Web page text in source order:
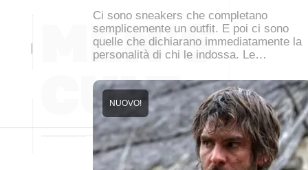
Ci sono sneakers che completano
semplicemente un outfit. E poi ci sono
quelle che dichiarano immediatamente la
personalità di chi le indossa. Le…
NUOVO!